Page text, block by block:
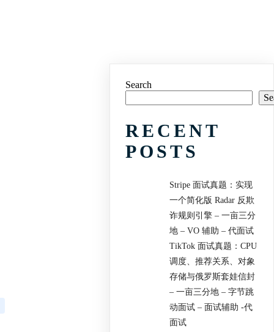
Search
RECENT
POSTS
Stripe 面试真题：实现
一个简化版 Radar 反欺
诈规则引擎 – 一亩三分
地 – VO 辅助 – 代面试
TikTok 面试真题：CPU
调度、推荐关系、对象
存储与俄罗斯套娃信封
– 一亩三分地 – 字节跳
动面试 – 面试辅助 -代
面试